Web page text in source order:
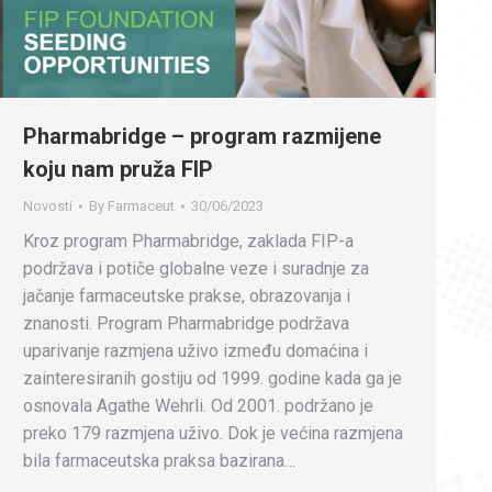
Pharmabridge – program razmijene
koju nam pruža FIP
Novosti By Farmaceut 30/06/2023
Kroz program Pharmabridge, zaklada FIP-a
podržava i potiče globalne veze i suradnje za
jačanje farmaceutske prakse, obrazovanja i
znanosti. Program Pharmabridge podržava
uparivanje razmjena uživo između domaćina i
zainteresiranih gostiju od 1999. godine kada ga je
osnovala Agathe Wehrli. Od 2001. podržano je
preko 179 razmjena uživo. Dok je većina razmjena
bila farmaceutska praksa bazirana…